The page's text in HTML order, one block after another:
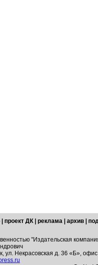
проект ДК реклама архив
"Издательская
ул. Некрасовская д. 36 «Б»,